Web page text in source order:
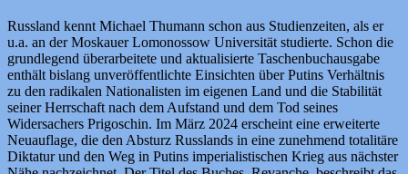
Russland kennt Michael Thumann schon aus Studienzeiten, als er
u.a. an der Moskauer Lomonossow Universität studierte. Schon die
grundlegend überarbeitete und aktualisierte Taschenbuchausgabe
enthält bislang unveröffentlichte Einsichten über Putins Verhältnis
zu den radikalen Nationalisten im eigenen Land und die Stabilität
seiner Herrschaft nach dem Aufstand und dem Tod seines
Widersachers Prigoschin. Im März 2024 erscheint eine erweiterte
Neuauflage, die den Absturz Russlands in eine zunehmend totalitäre
Diktatur und den Weg in Putins imperialistischen Krieg aus nächster